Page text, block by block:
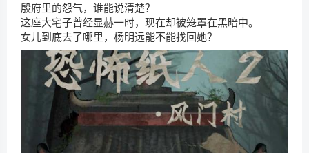
殷府里的怨气，谁能说清楚？
这座大宅子曾经显赫一时，现在却被笼罩在黑暗中。
女儿到底去了哪里，杨明远能不能找回她？